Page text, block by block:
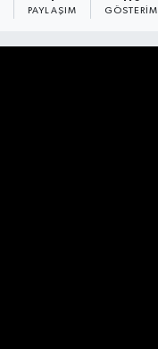
PAYLAŞIM GÖSTERIM